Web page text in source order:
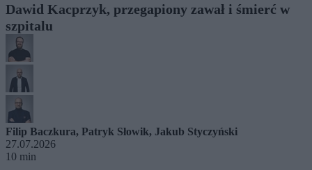
Dawid Kacprzyk, przegapiony zawał i śmierć w
szpitalu
Filip Baczkura, Patryk Słowik, Jakub Styczyński
27.07.2026
10 min